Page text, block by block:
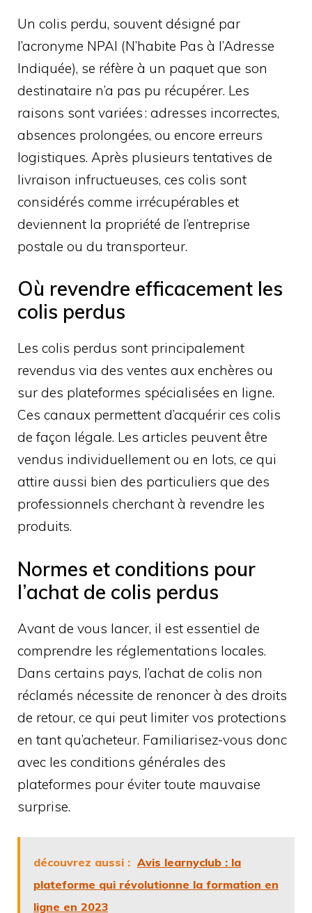
Un colis perdu, souvent désigné par
l’acronyme NPAI (N’habite Pas à l’Adresse
Indiquée), se réfère à un paquet que son
destinataire n’a pas pu récupérer. Les
raisons sont variées : adresses incorrectes,
absences prolongées, ou encore erreurs
logistiques. Après plusieurs tentatives de
livraison infructueuses, ces colis sont
considérés comme irrécupérables et
deviennent la propriété de l’entreprise
postale ou du transporteur.
Où revendre efficacement les
colis perdus
Les colis perdus sont principalement
revendus via des ventes aux enchères ou
sur des plateformes spécialisées en ligne.
Ces canaux permettent d’acquérir ces colis
de façon légale. Les articles peuvent être
vendus individuellement ou en lots, ce qui
attire aussi bien des particuliers que des
professionnels cherchant à revendre les
produits.
Normes et conditions pour
l’achat de colis perdus
Avant de vous lancer, il est essentiel de
comprendre les réglementations locales.
Dans certains pays, l’achat de colis non
réclamés nécessite de renoncer à des droits
de retour, ce qui peut limiter vos protections
en tant qu’acheteur. Familiarisez-vous donc
avec les conditions générales des
plateformes pour éviter toute mauvaise
surprise.
découvrez aussi : Avis learnyclub : la
plateforme qui révolutionne la formation en
ligne en 2023